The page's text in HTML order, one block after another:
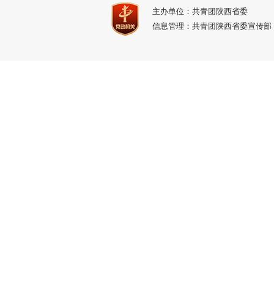
主办单位：共青团陕西省委
信息管理：共青团陕西省委宣传部